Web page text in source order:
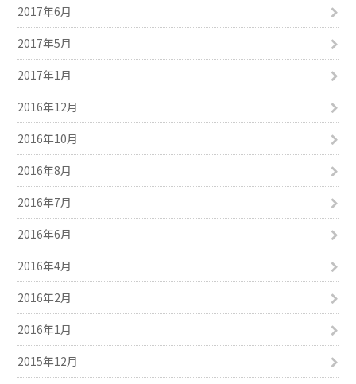
2017年6月
2017年5月
2017年1月
2016年12月
2016年10月
2016年8月
2016年7月
2016年6月
2016年4月
2016年2月
2016年1月
2015年12月